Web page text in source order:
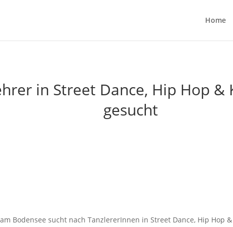
Home
in Street Dance, Hip Hop &
gesucht
Bodensee sucht nach TanzlererInnen in Street Dance, Hip Hop